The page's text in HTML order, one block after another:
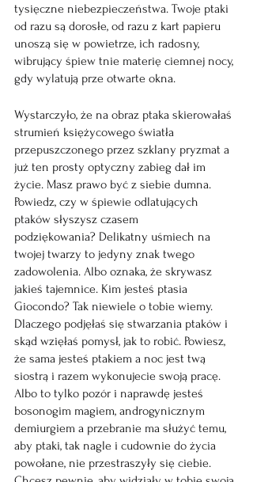
tysięczne niebezpieczeństwa. Twoje ptaki
od razu są dorosłe, od razu z kart papieru
unoszą się w powietrze, ich radosny,
wibrujący śpiew tnie materię ciemnej nocy,
gdy wylatują prze otwarte okna.
Wystarczyło, że na obraz ptaka skierowałaś
strumień księżycowego światła
przepuszczonego przez szklany pryzmat a
już ten prosty optyczny zabieg dał im
życie. Masz prawo być z siebie dumna.
Powiedz, czy w śpiewie odlatujących
ptaków słyszysz czasem
podziękowania? Delikatny uśmiech na
twojej twarzy to jedyny znak twego
zadowolenia. Albo oznaka, że skrywasz
jakieś tajemnice. Kim jesteś ptasia
Giocondo? Tak niewiele o tobie wiemy.
Dlaczego podjęłaś się stwarzania ptaków i
skąd wzięłaś pomysł, jak to robić. Powiesz,
że sama jesteś ptakiem a noc jest twą
siostrą i razem wykonujecie swoją pracę.
Albo to tylko pozór i naprawdę jesteś
bosonogim magiem, androgynicznym
demiurgiem a przebranie ma służyć temu,
aby ptaki, tak nagle i cudownie do życia
powołane, nie przestraszyły się ciebie.